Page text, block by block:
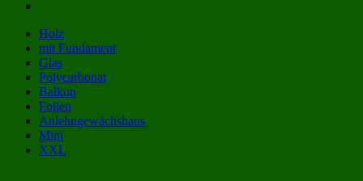
Holz
mit Fundament
Glas
Polycarbonat
Balkon
Folien
Anlehngewächshaus
Mini
XXL